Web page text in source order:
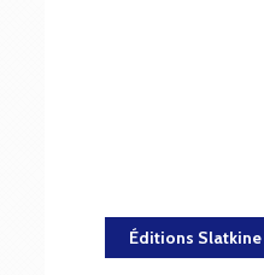
Éditions Slatkine